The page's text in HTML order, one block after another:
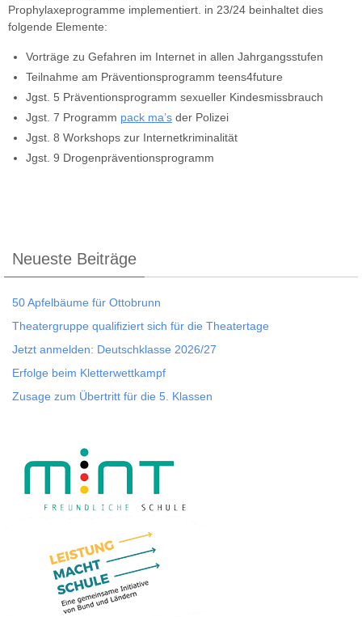
Prophylaxeprogramme implementiert. in 23/24 beinhaltet dies
folgende Elemente:
Vorträge zu Gefahren im Internet in allen Jahrgangsstufen
Teilnahme am Präventionsprogramm teens4future
Jgst. 5 Präventionsprogramm sexueller Kindesmissbrauch
Jgst. 7 Programm pack ma’sder Polizei
Jgst. 8 Workshops zur Internetkriminalität
Jgst. 9 Drogenpräventionsprogramm
Neueste Beiträge
50 Apfelbäume für Ottobrunn
Theatergruppe qualifiziert sich für die Theatertage
Jetzt anmelden: Deutschklasse 2026/27
Erfolge beim Kletterwettkampf
Zusage zum Übertritt für die 5. Klassen